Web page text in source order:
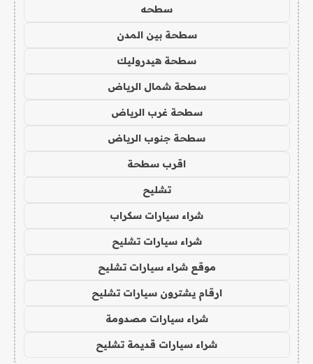
سطحه
سطحة بين المدن
سطحة هيدروليك
سطحة شمال الرياض
سطحة غرب الرياض
سطحة جنوب الرياض
اقرب سطحة
تشليح
شراء سيارات سكراب
شراء سيارات تشليح
موقع شراء سيارات تشليح
ارقام يشترون سيارات تشليح
شراء سيارات مصدومة
شراء سيارات قديمة تشليح